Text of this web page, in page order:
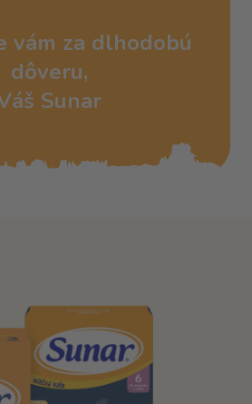
vám za dlhodobú
dôveru,
Sunar